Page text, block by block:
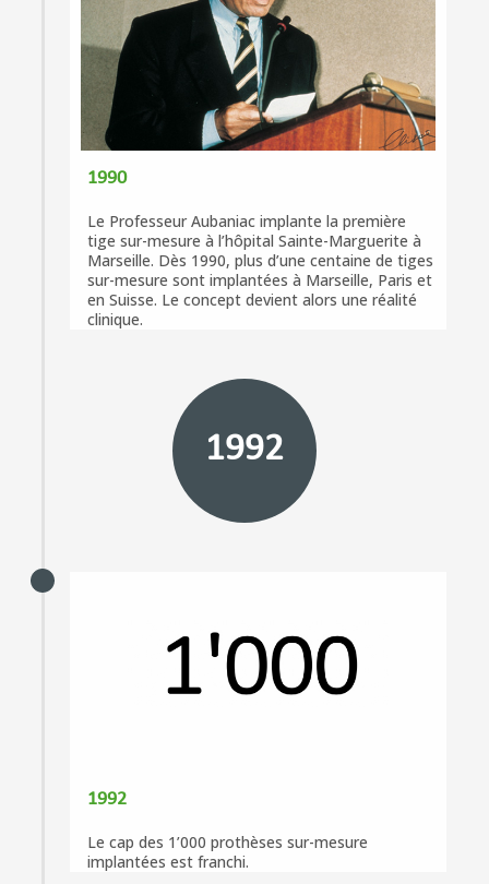
1990
Le Professeur Aubaniac implante la première
tige sur-mesure à l’hôpital Sainte-Marguerite à
Marseille. Dès 1990, plus d’une centaine de tiges
sur-mesure sont implantées à Marseille, Paris et
en Suisse. Le concept devient alors une réalité
clinique.
1992
1992
Le cap des 1’000 prothèses sur-mesure
implantées est franchi.